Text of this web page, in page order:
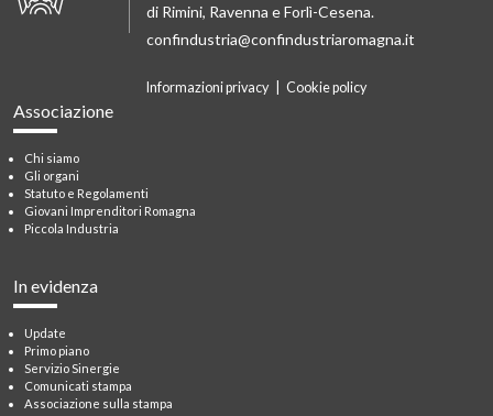
di Rimini, Ravenna e Forlì-Cesena.
confindustria@confindustriaromagna.it
Informazioni privacy Cookie policy
Associazione
Chi siamo
Gli organi
Statuto e Regolamenti
Giovani Imprenditori Romagna
Piccola Industria
In evidenza
Update
Primo piano
Servizio Sinergie
Comunicati stampa
Associazione sulla stampa